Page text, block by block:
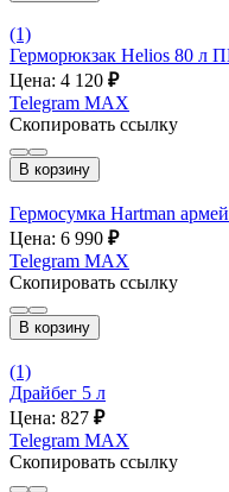
(1)
Герморюкзак Helios 80 л
Цена: 4 120 ₽
Telegram MAX
Скопировать ссылку
В корзину
Гермосумка Hartman
Цена: 6 990 ₽
Telegram MAX
Скопировать ссылку
В корзину
(1)
Драйбег 5 л
Цена: 827 ₽
Telegram MAX
Скопировать ссылку